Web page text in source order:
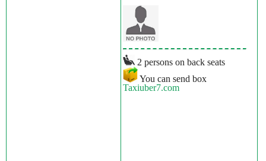
2 persons on back seats
You can send box
Taxiuber7.com